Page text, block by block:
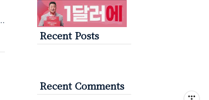
Recent Posts
Recent Comments